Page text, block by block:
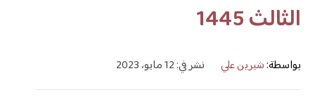
الثالث 1445
بواسطة:شيرين علي نشر في: 12 مايو، 2023